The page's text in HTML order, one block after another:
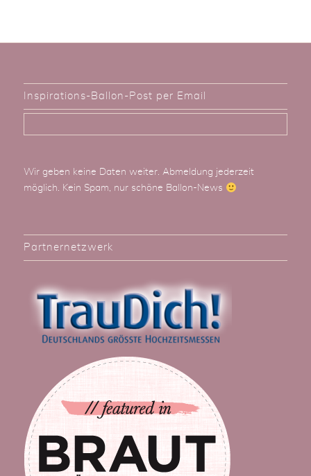
Inspirations-Ballon-Post per Email
Wir geben keine Daten weiter. Abmeldung jederzeit
möglich. Kein Spam, nur schöne Ballon-News
Partnernetzwerk